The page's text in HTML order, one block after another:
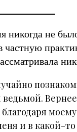
никогда не
частную
и в какой-